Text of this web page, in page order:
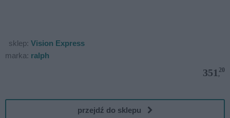
sklep: Vision Express
marka: ralph
351 ,
20
przejdź do sklepu